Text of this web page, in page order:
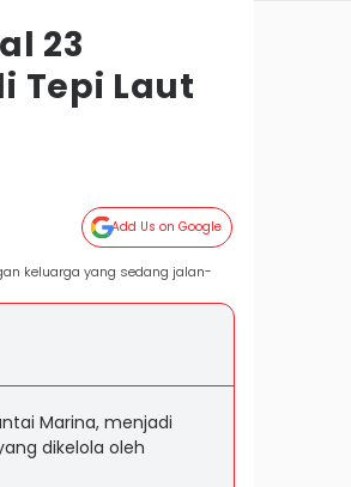
23
Tepi Laut
Add Us on Google
keluarga yang sedang jalan-
Marina, menjadi
dikelola oleh